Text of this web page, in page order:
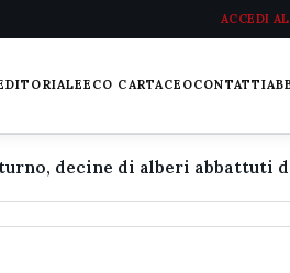
ACCEDI
ECO CARTACEOCONTATTI